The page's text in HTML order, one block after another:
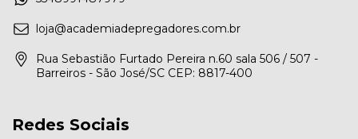
loja@academiadepregadores.com.br
Rua Sebastião Furtado Pereira n.60 sala 506 / 507 -
Barreiros - São José/SC CEP: 8817-400
Redes Sociais